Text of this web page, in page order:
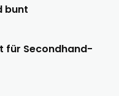
bunt
für Secondhand-